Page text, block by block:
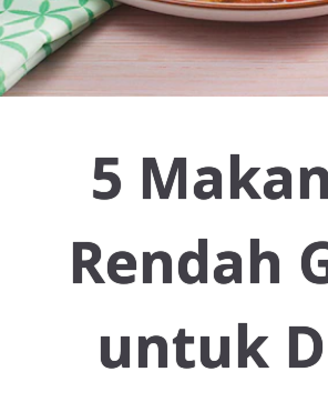
Resep Ayam
Resep Tempe/Tahu
5
Rendah
untuk